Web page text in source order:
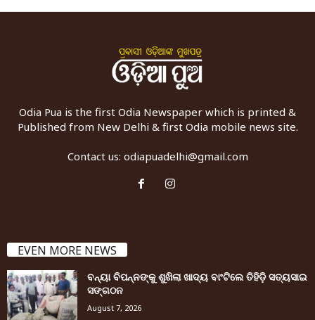
Odia Pua is the first Odia Newspaper which is printed &
Published from New Delhi & first Odia mobile news site.
Contact us: odiapuadelhi@gmail.com
EVEN MORE NEWS
ବନ୍ୟା ବିପନ୍ନଙ୍କୁ ଶୁଖିଲା ଖାଦ୍ୟ ବାଂଟିଲେ ତିହିଡି଼ ସତ୍ୟସାଇ
ସଙ୍ଗଠନ
August 7, 2026